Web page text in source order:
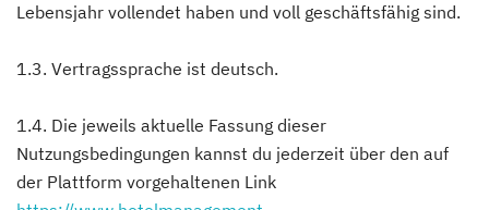
Lebensjahr vollendet haben und voll geschäftsfähig sind.
1.3. Vertragssprache ist deutsch.
1.4. Die jeweils aktuelle Fassung dieser
Nutzungsbedingungen kannst du jederzeit über den auf
der Plattform vorgehaltenen Link